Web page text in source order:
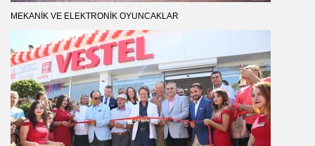
MEKANIK VE ELEKTRONIK OYUNCAKLAR